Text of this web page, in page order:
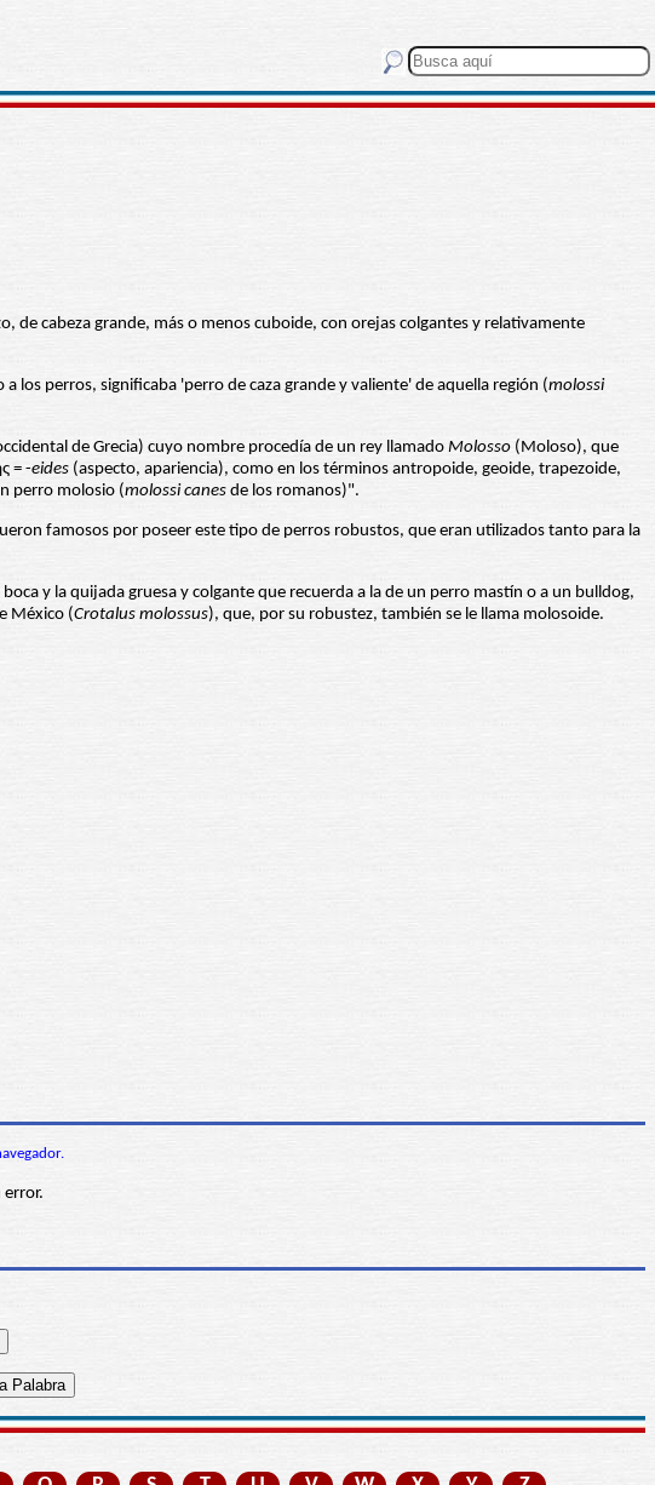
de cabeza grande, más o menos cuboide, con orejas colgantes y relativamente
perros, significaba 'perro de caza grande y valiente' de aquella región (molossi
de Grecia) cuyo nombre procedía de un rey llamado Molosso (Moloso), que
= -eides (aspecto, apariencia), como en los términos antropoide, geoide, trapezoide,
perro molosio (molossi canes de los romanos)".
famosos por poseer este tipo de perros robustos, que eran utilizados tanto para la
y la quijada gruesa y colgante que recuerda a la de un perro mastín o a un bulldog,
México (Crotalus molossus), que, por su robustez, también se le llama molosoide.
error.